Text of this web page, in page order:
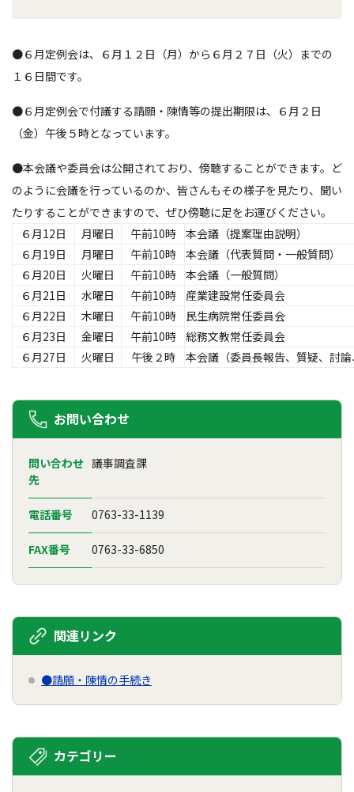
●６月定例会は、６月１２日（月）から６月２７日（火）までの
１６日間です。
●６月定例会で付議する請願・陳情等の提出期限は、６月２日
（金）午後５時となっています。
●本会議や委員会は公開されており、傍聴することができます。ど
のように会議を行っているのか、皆さんもその様子を見たり、聞い
たりすることができますので、ぜひ傍聴に足をお運びください。
６月12日
月曜日 午前10時
本会議（提案理由説明）
６月19日
月曜日 午前10時
本会議（代表質問・一般質問）
６月20日
火曜日 午前10時
本会議（一般質問）
６月21日
水曜日 午前10時
産業建設常任委員会
６月22日
木曜日 午前10時
民生病院常任委員会
６月23日
金曜日 午前10時
総務文教常任委員会
６月27日
火曜日 午後２時 本会議（委員長報告、質疑、討
お問い合わせ
問い合わせ
先
議事調査課
電話番号 0763-33-1139
FAX番号 0763-33-6850
関連リンク
●請願・陳情の手続き
カテゴリー